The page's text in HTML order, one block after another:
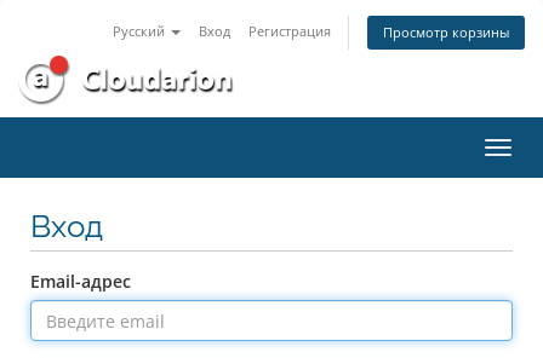
Русский Вход Регистрация Просмотр корзины
Вход
Email-адрес